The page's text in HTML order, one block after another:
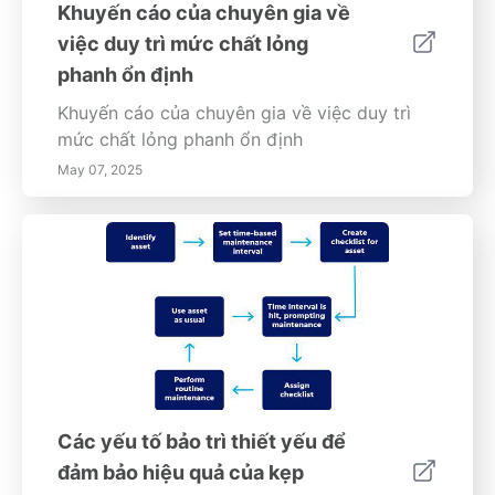
giá và các chiến lược có thể hành động để
đảm bảo thành công trong không gian làm
việc đang phát triển.
Khuyến cáo của chuyên gia về
việc duy trì mức chất lỏng
phanh ổn định
Khuyến cáo của chuyên gia về việc duy trì
mức chất lỏng phanh ổn định
May 07, 2025
Các yếu tố bảo trì thiết yếu để
đảm bảo hiệu quả của kẹp